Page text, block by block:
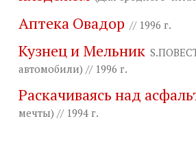
Аптека Овадор // 1996 г.
Кузнец и Мельник
автомобили) // 1996 г.
Раскачиваясь над
мечты) // 1994 г.